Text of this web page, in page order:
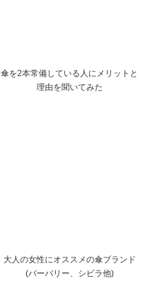
傘を2本常備している人にメリットと
理由を聞いてみた
大人の女性にオススメの傘ブランド
(バーバリー、シビラ他)